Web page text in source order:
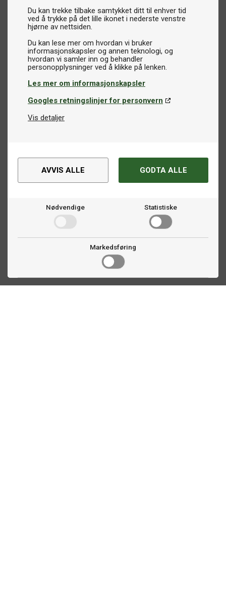
Du kan trekke tilbake samtykket ditt til enhver tid
ved å trykke på det lille ikonet i nederste venstre
hjørne av nettsiden.
Du kan lese mer om hvordan vi bruker
informasjonskapsler og annen teknologi, og
hvordan vi samler inn og behandler
Les mer om informasjonskapsler
Googles retningslinjer for personvern
Vis detaljer
AVVIS ALLE GODTA ALLE
Nødvendige Statistiske
Markedsføring